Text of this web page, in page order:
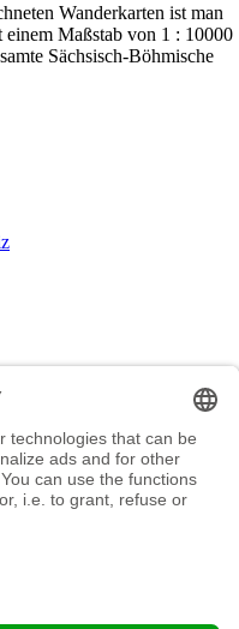
Wanderkarten ist man
einem Maßstab von 1 : 10000
Sächsisch-Böhmische
Schweiz